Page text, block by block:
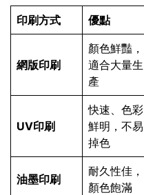
印刷方式 優點
網版印刷
顏色鮮豔，
適合大量生
產
UV印刷
快速、色彩
鮮明，不易
掉色
油墨印刷
耐久性佳，
顏色飽滿